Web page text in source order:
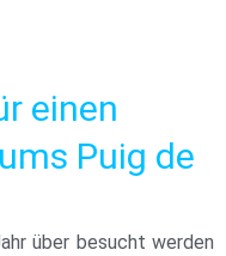
einen
Puig de
über besucht werden